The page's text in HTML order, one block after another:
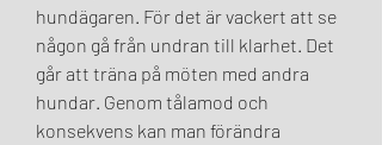
hundägaren. För det är vackert att se
någon gå från undran till klarhet. Det
går att träna på möten med andra
hundar. Genom tålamod och
konsekvens kan man förändra